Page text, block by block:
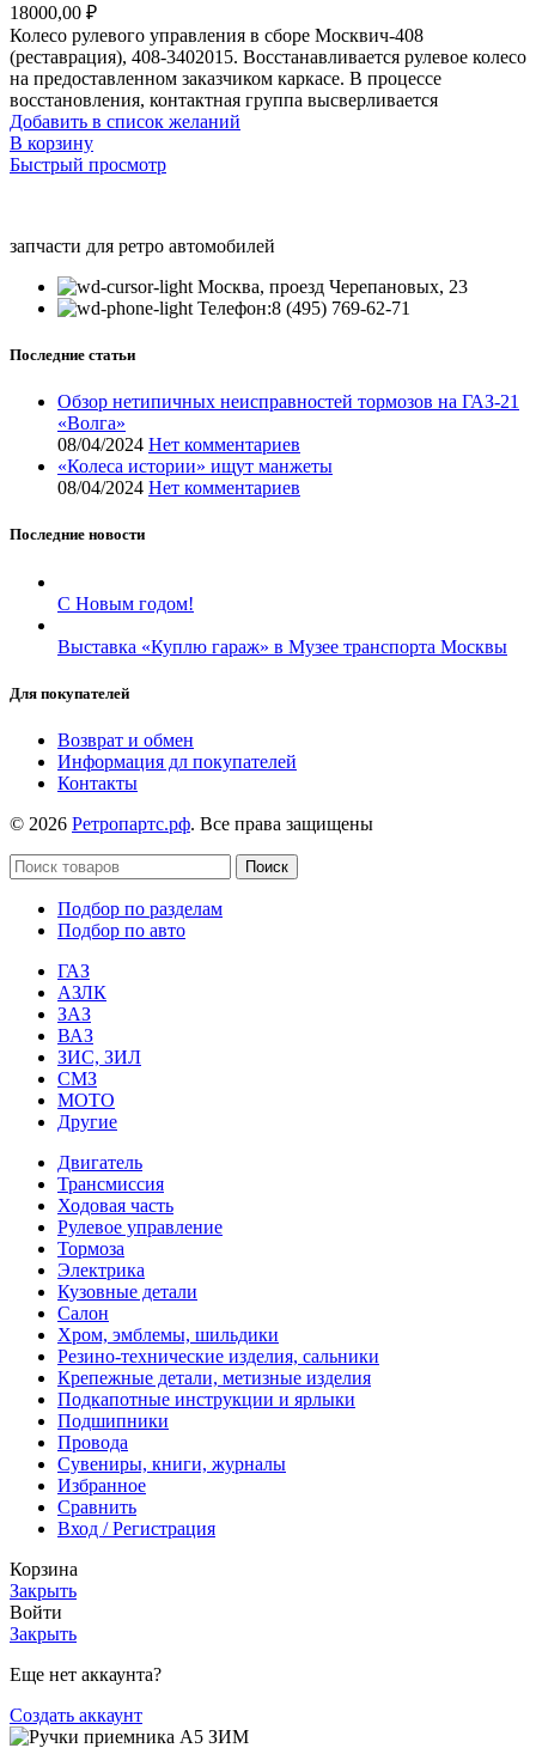
18000,00 ₽
Колесо рулевого управления в сборе Москвич-408
(реставрация), 408-3402015. Восстанавливается рулевое колесо
на предоставленном заказчиком каркасе. В процессе
восстановления, контактная группа высверливается
Добавить в список желаний
В корзину
Быстрый просмотр
запчасти для ретро автомобилей
Москва, проезд Черепановых, 23
Телефон:8 (495) 769-62-71
Последние статьи
Обзор нетипичных неисправностей тормозов на ГАЗ-21
«Волга»
08/04/2024 Нет комментариев
«Колеса истории» ищут манжеты
08/04/2024 Нет комментариев
Последние новости
С Новым годом!
Выставка «Куплю гараж» в Музее транспорта Москвы
Для покупателей
Возврат и обмен
Информация дл покупателей
Контакты
© 2026 Ретропартс.рф. Все права защищены
Поиск
Подбор по разделам
Подбор по авто
ГАЗ
АЗЛК
ЗАЗ
ВАЗ
ЗИС, ЗИЛ
СМЗ
МОТО
Другие
Двигатель
Трансмиссия
Ходовая часть
Рулевое управление
Тормоза
Электрика
Кузовные детали
Салон
Хром, эмблемы, шильдики
Резино-технические изделия, сальники
Крепежные детали, метизные изделия
Подкапотные инструкции и ярлыки
Подшипники
Провода
Сувениры, книги, журналы
Избранное
Сравнить
Вход / Регистрация
Корзина
Закрыть
Войти
Закрыть
Еще нет аккаунта?
Создать аккаунт